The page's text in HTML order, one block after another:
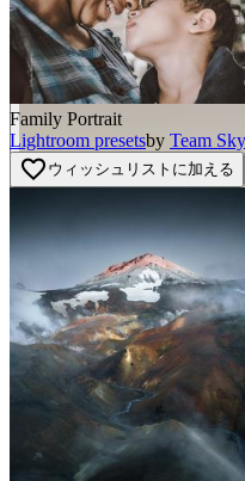
arrow_back_ios
arrow_forward_ios
AFTER
Family Portrait
Lightroom presetsby Team
favorite_border ウィッシュリストに加える